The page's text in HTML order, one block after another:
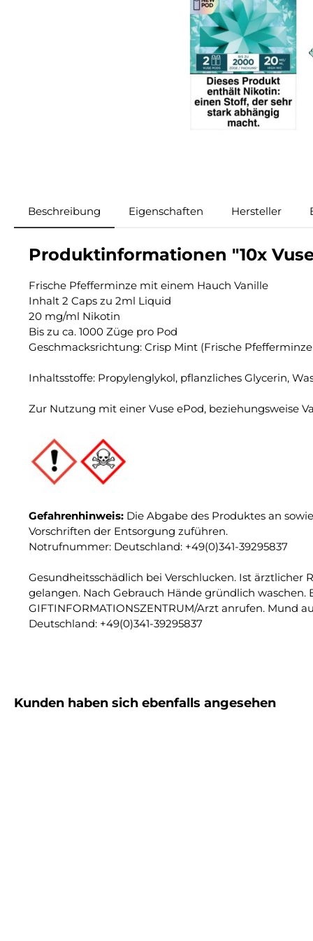
Beschreibung Eigenschaften Hersteller
Produktinformationen "10x
Frische Pfefferminze mit einem Hauch Vanille
Inhalt 2 Caps zu 2ml Liquid
20 mg/ml Nikotin
Bis zu ca. 1000 Züge pro Pod
Geschmacksrichtung: Crisp Mint (Frische
Inhaltsstoffe: Propylenglykol, pflanzliches Glycerin,
Zur Nutzung mit einer Vuse ePod, beziehungsweise
Gefahrenhinweis: Die Abgabe des Produktes an
Vorschriften der Entsorgung zuführen.
Notrufnummer: Deutschland: +49(0)341-39295837
Gesundheitsschädlich bei Verschlucken. Ist
gelangen. Nach Gebrauch Hände gründlich waschen.
GIFTINFORMATIONSZENTRUM/Arzt anrufen.
Deutschland: +49(0)341-39295837
Produktgalerie überspringen
Kunden haben sich ebenfalls angesehen